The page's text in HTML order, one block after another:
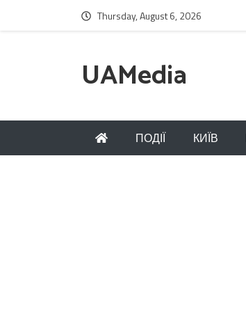
Thursday, August 6, 2026
UAMedia
ПОДІЇ КИЇВ